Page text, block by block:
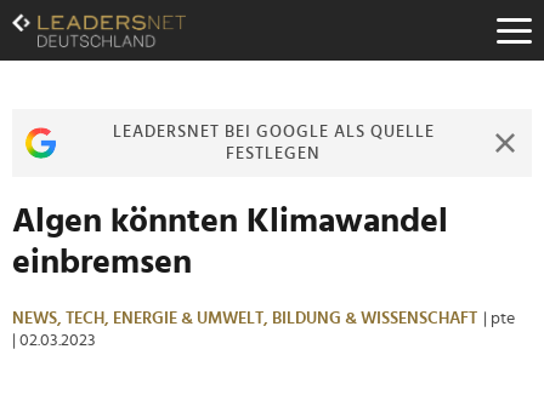
Zum
Inhalt
Zur
Zur
LEADERSNET BEI GOOGLE ALS QUELLE
FESTLEGEN
Algen könnten Klimawandel
einbremsen
NEWS, TECH, ENERGIE & UMWELT, BILDUNG & WISSENSCHAFT
| pte
| 02.03.2023